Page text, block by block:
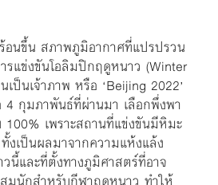
นขึ้น สภาพภูมิอากาศที่แปรปรวน
รแข่งขันโอลิมปิกฤดูหนาว (Winter
ป็นเจ้าภาพ หรือ ‘Beijing 2022’
4 กุมภาพันธ์ที่ผ่านมา เลือกพึ่งพา
100% เพราะสถานที่แข่งขันมีหิมะ
งเป็นผลมาจากความแห้งแล้ง
นี้และที่ตั้งทางภูมิศาสตร์ที่อาจ